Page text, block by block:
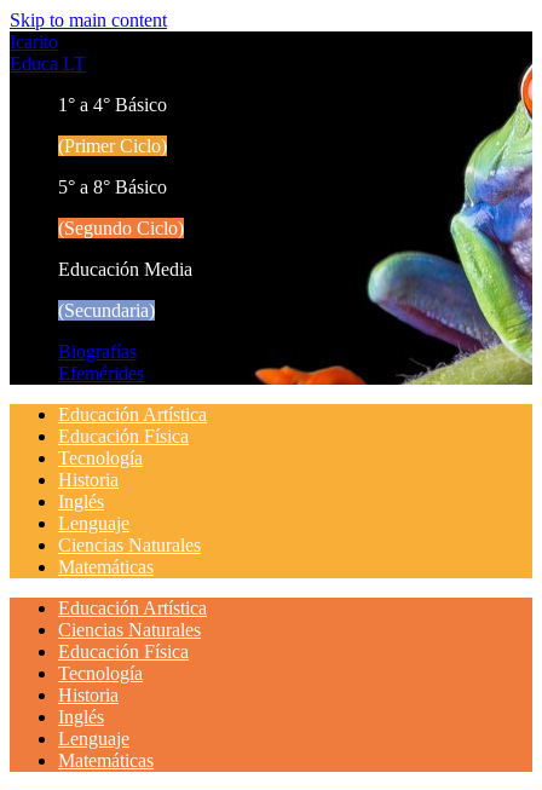
Skip to main content
Icarito
Educa LT
1° a 4° Básico
(Primer Ciclo)
5° a 8° Básico
(Segundo Ciclo)
Educación Media
(Secundaria)
Biografías
Efemérides
Educación Artística
Educación Física
Tecnología
Historia
Inglés
Lenguaje
Ciencias Naturales
Matemáticas
Educación Artística
Ciencias Naturales
Educación Física
Tecnología
Historia
Inglés
Lenguaje
Matemáticas